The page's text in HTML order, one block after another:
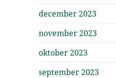
december 2023
november 2023
oktober 2023
september 2023